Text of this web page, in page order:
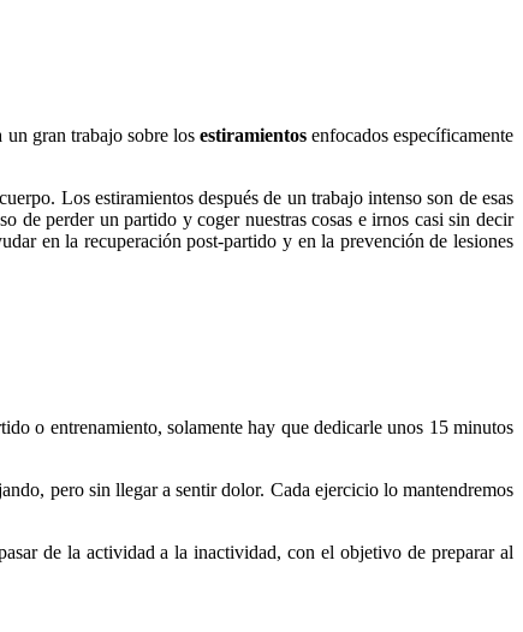
gran trabajo sobre los estiramientosenfocados específicamente
Los estiramientos después de un trabajo intenso son de esas
de perder un partido y coger nuestras cosas e irnos casi sin decir
en la recuperación post-partido y en la prevención de lesiones
o entrenamiento, solamente hay que dedicarle unos 15 minutos
pero sin llegar a sentir dolor. Cada ejercicio lo mantendremos
de la actividad a la inactividad, con el objetivo de preparar al